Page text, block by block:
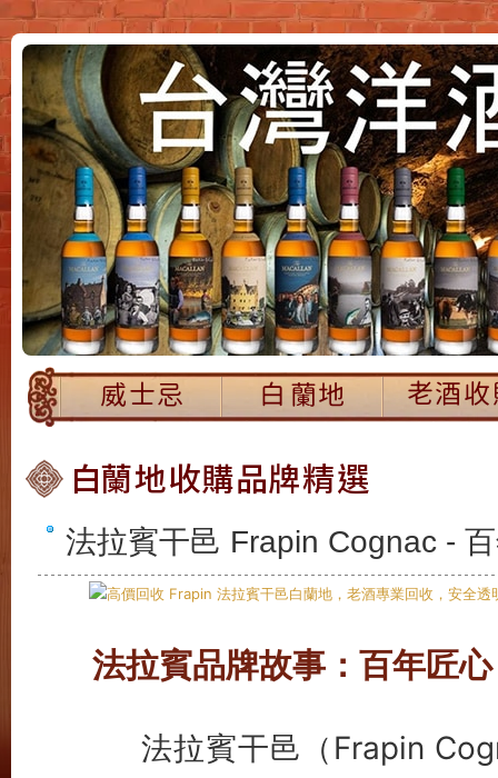
法拉賓干邑 Frapin Cognac -
法拉賓品牌故事：百年匠
法拉賓干邑（Frapin